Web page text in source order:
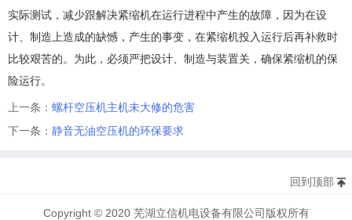
实际测试，减少跟解决紧缩机在运行进程中产生的故障，因为在设
计、制造上造成的缺憾，产生的事变，在紧缩机投入运行后再补救时
比较艰苦的。为此，必须严把设计、制造与装置关，确保紧缩机的保
险运行。
上一条： 螺杆空压机主机未大修的危害
下一条： 静音无油空压机的环保要求
回到顶部
Copyright © 2020 芜湖立信机电设备有限公司版权所有